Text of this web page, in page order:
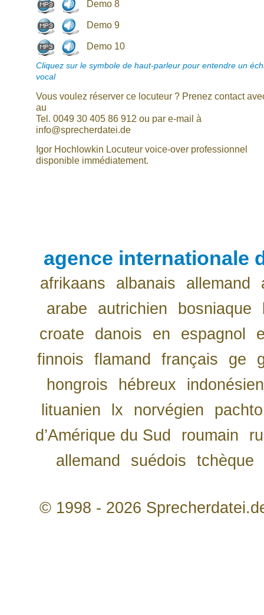
Demo 8
Demo 9
Demo 10
Cliquez sur le symbole de haut-parleur pour entendre un
vocal
Vous voulez réserver ce locuteur ? Prenez contact
au
Tel. 0049 30 405 86 912 ou par e-mail à
info@sprecherdatei.de
Igor Hochlowkin Locuteur voice-over professionnel
disponible immédiatement.
agence internationale
afrikaans albanais allemand
arabe
autrichien bosniaque
croate
danois en espagnol
finnois
flamand français ge
hongrois
hébreux
indonésien
lituanien
lx norvégien
pachto
d’Amérique du Sud
roumain
allemand
suédois tchèque
© 1998 - 2026